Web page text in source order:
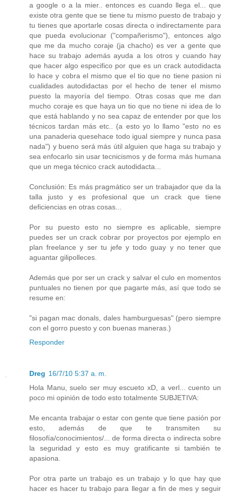
a google o a la mier.. entonces es cuando llega el... que
existe otra gente que se tiene tu mismo puesto de trabajo y
tu tienes que aportarle cosas directa o indirectamente para
que pueda evolucionar ("compañerismo"), entonces algo
que me da mucho coraje (ja chacho) es ver a gente que
hace su trabajo además ayuda a los otros y cuando hay
que hacer algo especifico por que es un crack autodidacta
lo hace y cobra el mismo que el tio que no tiene pasion ni
cualidades autodidactas por el hecho de tener el mismo
puesto la mayoría del tiempo. Otras cosas que me dan
mucho coraje es que haya un tio que no tiene ni idea de lo
que está hablando y no sea capaz de entender por que los
técnicos tardan más etc.. (a esto yo lo llamo "esto no es
una panaderia quesehace todo igual siempre y nunca pasa
nada") y bueno será más útil alguien que haga su trabajo y
sea enfocarlo sin usar tecnicismos y de forma más humana
que un mega técnico crack autodidacta...
Conclusión: Es más pragmático ser un trabajador que da la
talla justo y es profesional que un crack que tiene
deficiencias en otras cosas...
Por su puesto esto no siempre es aplicable, siempre
puedes ser un crack cobrar por proyectos por ejemplo en
plan freelance y ser tu jefe y todo guay y no tener que
aguantar gilipolleces.
Además que por ser un crack y salvar el culo en momentos
puntuales no tienen por que pagarte más, así que todo se
resume en:
"si pagan mac donals, dales hamburguesas" (pero siempre
con el gorro puesto y con buenas maneras.)
Responder
Dreg 16/7/10 5:37 a. m.
Hola Manu, suelo ser muy escueto xD, a verl... cuento un
poco mi opinión de todo esto totalmente SUBJETIVA:
Me encanta trabajar o estar con gente que tiene pasión por
esto, además de que te transmiten su
filosofía/conocimientos/... de forma directa o indirecta sobre
la seguridad y esto es muy gratificante si también te
apasiona.
Por otra parte un trabajo es un trabajo y lo que hay que
hacer es hacer tu trabajo para llegar a fin de mes y seguir